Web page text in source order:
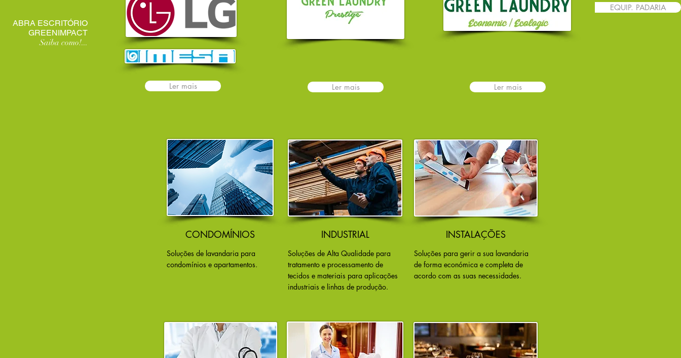
Ler mais Ler mais Ler mais
CONDOMÍNIOS
Soluções de lavandaria para
condomínios e apartamentos.
INDUSTRIAL
Soluções de Alta Qualidade para
tratamento e processamento de
tecidos e materiais para aplicações
industriais e linhas de produção.
INSTALAÇÕES
Soluções para gerir a sua lavandaria
de forma económica e completa de
acordo com as suas necessidades.
ABRA ESCRITÓRIO
GREENIMPACT
Saiba como!...
EQUIP. PADARIA